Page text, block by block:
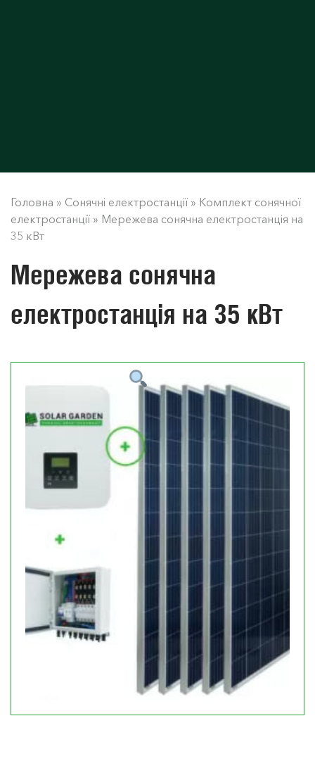
Головна » Сонячні електростанції » Комплект сонячної
електростанції » Мережева сонячна електростанція на
35 кВт
Мережева сонячна
електростанція на 35 кВт